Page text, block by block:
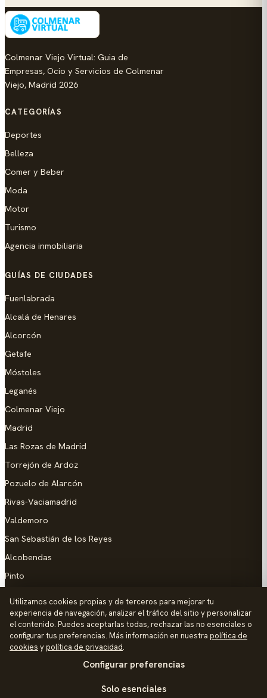
Colmenar Viejo Virtual: Guia de
Empresas, Ocio y Servicios de Colmenar
Viejo, Madrid 2026
CATEGORÍAS
Deportes
Belleza
Comer y Beber
Moda
Motor
Turismo
Agencia inmobiliaria
GUÍAS DE CIUDADES
Fuenlabrada
Alcalá de Henares
Alcorcón
Getafe
Móstoles
Leganés
Colmenar Viejo
Madrid
Las Rozas de Madrid
Torrejón de Ardoz
Pozuelo de Alarcón
Rivas-Vaciamadrid
Valdemoro
San Sebastián de los Reyes
Alcobendas
Pinto
AYUDA
Añadir empresa
Utilizamos cookies propias y de terceros para mejorar tu
experiencia de navegación, analizar el tráfico del sitio y personalizar
el contenido. Puedes aceptarlas todas, rechazar las no esenciales o
configurar tus preferencias. Más información en nuestra política de
cookies ypolítica de privacidad.
Configurar preferencias
Solo esenciales